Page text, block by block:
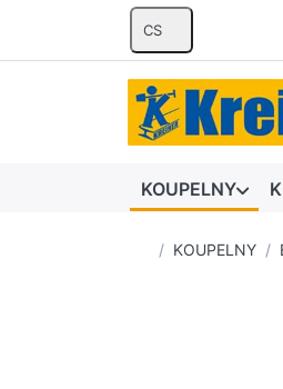
CS
KOUPELNY
Domovská stránka
KOUPELNY